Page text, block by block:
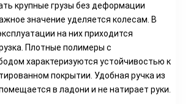
крупные грузы без деформации
значение уделяется колесам. В
на них приходится
Плотные полимеры с
характеризуются устойчивостью к
покрытии. Удобная ручка из
в ладони и не натирает руки.